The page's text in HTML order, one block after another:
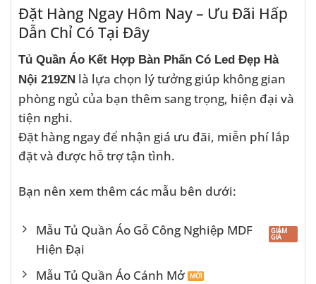
Đặt Hàng Ngay Hôm Nay – Ưu Đãi Hấp
Dẫn Chỉ Có Tại Đây
Tủ Quần Áo Kết Hợp Bàn Phấn Có Led Đẹp Hà
Nội 219ZN là lựa chọn lý tưởng giúp không gian
phòng ngủ của bạn thêm sang trọng, hiện đại và
tiện nghi.
Đặt hàng ngay để nhận giá ưu đãi, miễn phí lắp
đặt và được hỗ trợ tận tình.
Bạn nên xem thêm các mẫu bên dưới:
Mẫu Tủ Quần Áo Gỗ Công Nghiệp MDF
Hiện Đại
Mẫu Tủ Quần Áo Cánh Mở